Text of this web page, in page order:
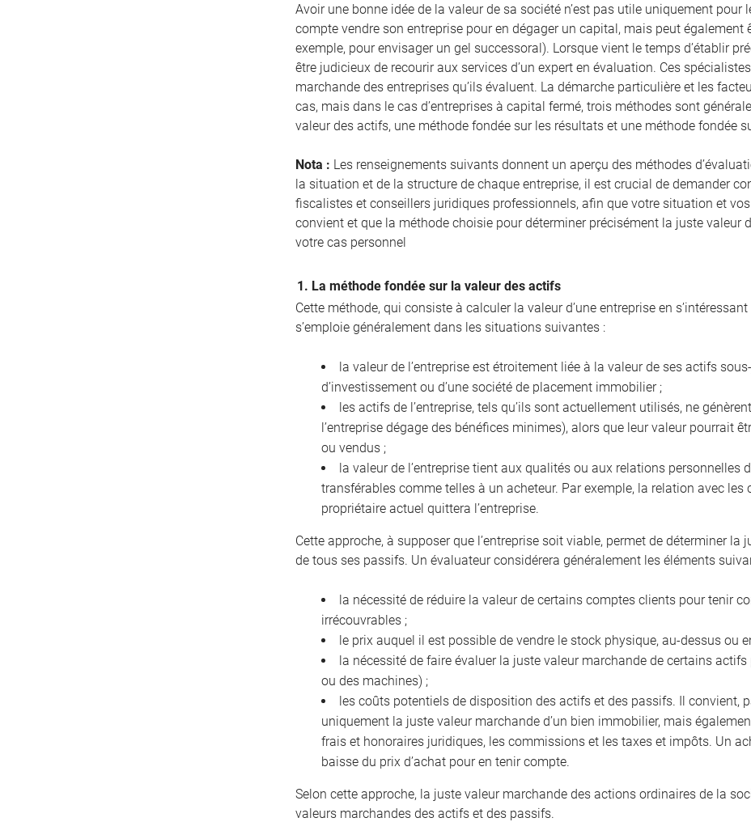
Avoir une bonne idée de la valeur de sa société n’est pas utile uniquement
compte vendre son entreprise pour en dégager un capital, mais peut
exemple, pour envisager un gel successoral). Lorsque vient le temps d’établir
être judicieux de recourir aux services d’un expert en évaluation. Ces
marchande des entreprises qu’ils évaluent. La démarche particulière et les
cas, mais dans le cas d’entreprises à capital fermé, trois méthodes sont
valeur des actifs, une méthode fondée sur les résultats et une méthode fondée
Nota : Les renseignements suivants donnent un aperçu des méthodes
la situation et de la structure de chaque entreprise, il est crucial de demander
fiscalistes et conseillers juridiques professionnels, afin que votre situation et
convient et que la méthode choisie pour déterminer précisément la juste valeur
votre cas personnel
1. La méthode fondée sur la valeur des actifs
Cette méthode, qui consiste à calculer la valeur d’une entreprise en
s’emploie généralement dans les situations suivantes :
la valeur de l’entreprise est étroitement liée à la valeur de ses actifs
d’investissement ou d’une société de placement immobilier ;
les actifs de l’entreprise, tels qu’ils sont actuellement utilisés, ne
l’entreprise dégage des bénéfices minimes), alors que leur valeur pourrait
ou vendus ;
la valeur de l’entreprise tient aux qualités ou aux relations personnelles
transférables comme telles à un acheteur. Par exemple, la relation avec
propriétaire actuel quittera l’entreprise.
Cette approche, à supposer que l’entreprise soit viable, permet de déterminer
de tous ses passifs. Un évaluateur considérera généralement les éléments
la nécessité de réduire la valeur de certains comptes clients pour tenir
irrécouvrables ;
le prix auquel il est possible de vendre le stock physique, au-dessus ou
la nécessité de faire évaluer la juste valeur marchande de certains
ou des machines) ;
les coûts potentiels de disposition des actifs et des passifs. Il convient,
uniquement la juste valeur marchande d’un bien immobilier, mais
frais et honoraires juridiques, les commissions et les taxes et impôts. Un
baisse du prix d’achat pour en tenir compte.
Selon cette approche, la juste valeur marchande des actions ordinaires de la
valeurs marchandes des actifs et des passifs.